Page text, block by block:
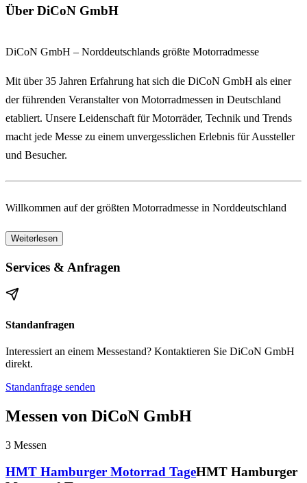
Über DiCoN GmbH
DiCoN GmbH – Norddeutschlands größte Motorradmesse
Mit über35 Jahren Erfahrung hat sich die DiCoN GmbH als einer
der führenden Veranstalter von Motorradmessen in Deutschland
etabliert. Unsere Leidenschaft fürMotorräder, Technik und Trends
macht jede Messe zu einem unvergesslichen Erlebnis für Aussteller
und Besucher.
Willkommen auf der größten Motorradmesse in Norddeutschland
Erlebe alles rund um
Spannende Ausstellerpräsentieren die neuesten Modelle und
Events und Shows
Informationsständerund um Motorradreisen, Sicherheit und
Zubehör
findet jeder alles, was dasMotorradherz höherschlagen lässt
Warum Du unsere Messe besuchen solltest
Weiterlesen
Services & Anfragen
Standanfragen
Interessiert an einem Messestand? Kontaktieren Sie DiCoN GmbH
direkt.
Standanfrage senden
Messen von DiCoN GmbH
3 Messen
HMT Hamburger Motorrad TageHMT Hamburger